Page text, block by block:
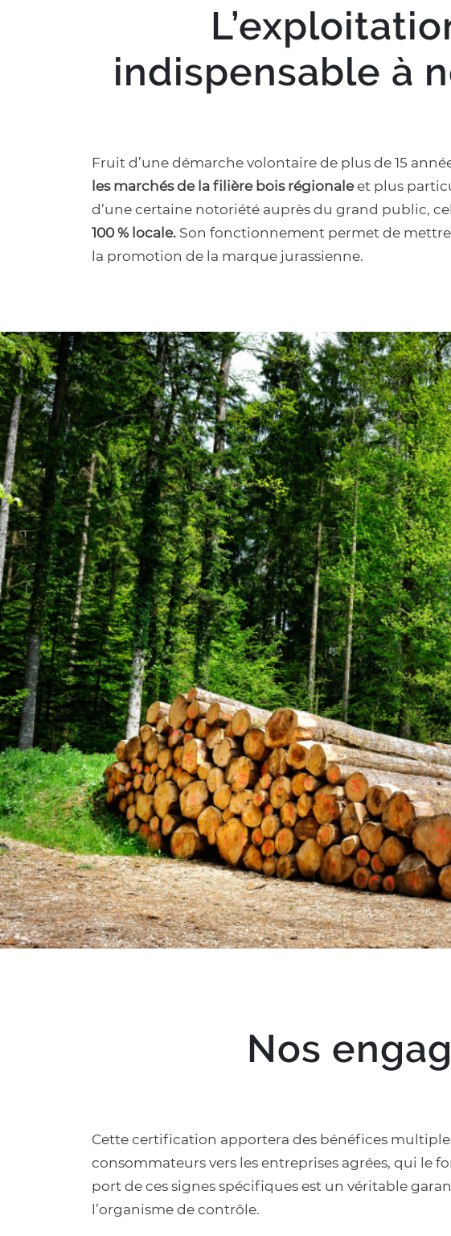
indispensable à
Fruit d’une démarche volontaire de plus de 15
les marchés de la filière bois régionaleet plus
d’une certaine notoriété auprès du grand public,
100 % locale. Son fonctionnement permet de
la promotion de la marque jurassienne.
Nos
Cette certification apportera des bénéfices
consommateurs vers les entreprises agrées, qui le
port de ces signes spécifiques est un véritable
l’organisme de contrôle.